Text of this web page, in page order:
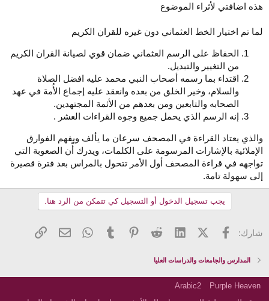
هذه اضافتي لأثراء الموضوع
لما تم اختيار الخط العثماني دون غيره للقران الكريم
الحفاظ على الرسم العثماني ضمان قوي لصيانة القران الكريم
من التغيير والتبديل.
اقتداء بما رسمه أصحاب النبي محمد عليه افضل الصلاة
والسلام، وخير الخلق من بعده وانعقد عليه إجماع الأُمة في عهد
الصحابه والتابعين ومن بعدهم من الأئمة المجتهدين.
إنه الرسم الذي يحمل جميع وجوه القراءات العشر .
والذي يعتاد القراءة في المصحف سرعان ما يألف ويفهم الفوارق
الإملائية بالإشارات المرسومة على الكلمات، ويدرك أّن الصعوبة التي
تواجهه في قراءة المصحف أول الأمر تتحول بالمراس بعد فترة قصيرة
إلى سهولة تامة.
يجب تسجيل الدخول أو التسجيل كي تتمكن من الرد هنا.
شارك: فيسبوك X (Twitter)
LinkedIn
Reddit
Pinterest
Tumblr
WhatsApp
البريد
المدارس والجامعات والدراسات العليا
Purple Heaven
Arabic2